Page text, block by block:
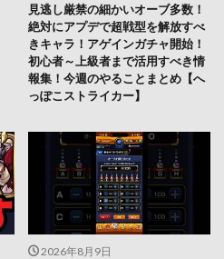
見逃し厳禁の細かいオーブ多数！
絶対にアプデで超戦型を解放すべ
きキャラ！アゲインガチャ開始！
初心者～上級者まで活用すべき情
報集！今週のやることまとめ【へ
っぽこストライカー】
2026年8月9日